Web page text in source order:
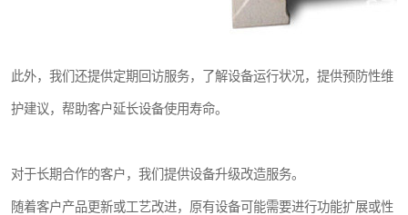
此外，我们还提供定期回访服务，了解设备运行状况，提供预防性维
护建议，帮助客户延长设备使用寿命。
对于长期合作的客户，我们提供设备升级改造服务。
随着客户产品更新或工艺改进，原有设备可能需要进行功能扩展或性